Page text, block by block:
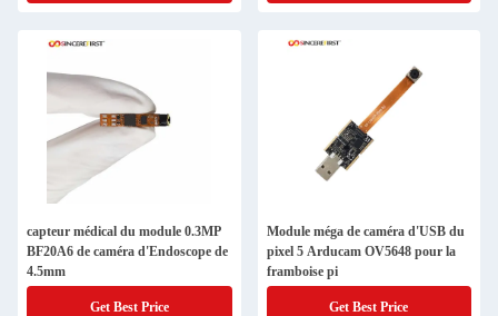
capteur médical du module 0.3MP
BF20A6 de caméra d'Endoscope de
4.5mm
Get Best Price
Module méga de caméra d'USB du
pixel 5 Arducam OV5648 pour la
framboise pi
Get Best Price